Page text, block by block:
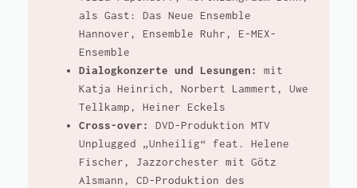
als Gast: Das Neue Ensemble
Hannover, Ensemble Ruhr, E-MEX-
Ensemble
Dialogkonzerte und Lesungen:
mit
Katja Heinrich, Norbert Lammert, Uwe
Tellkamp, Heiner Eckels
Cross-over:
DVD-Produktion MTV
Unplugged „Unheilig“ feat. Helene
Fischer, Jazzorchester mit Götz
Alsmann, CD-Produktion des